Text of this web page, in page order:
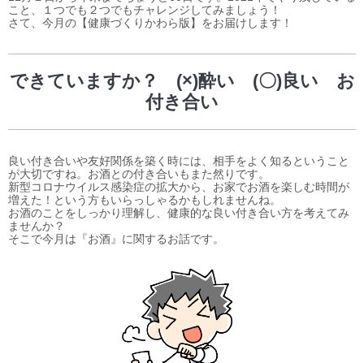
こと、１つでも２つでもチャレンジしてみましょう！
さて、今月の【健康づくりかわら版】をお届けします！
できていますか？ (×)酔い (〇)良い お
付き合い
良い付き合いや友好関係を築く時には、相手をよく知るということ
が大切ですね。お酒との付き合いもまた然りです。
新型コロナウイルス感染症の拡大から、お家でお酒を楽しむ時間が
増えた！という方もいらっしゃるかもしれませんね。
お酒のことをしっかり理解し、健康的な良い付き合い方を考えてみ
ませんか？
そこで今月は『お酒』に関するお話です。